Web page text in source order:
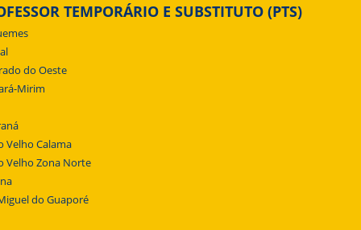
TEMPORÁRIO E SUBSTITUTO (PTS)
do Oeste
Mirim
Velho Calama
Velho Zona Norte
do Guaporé